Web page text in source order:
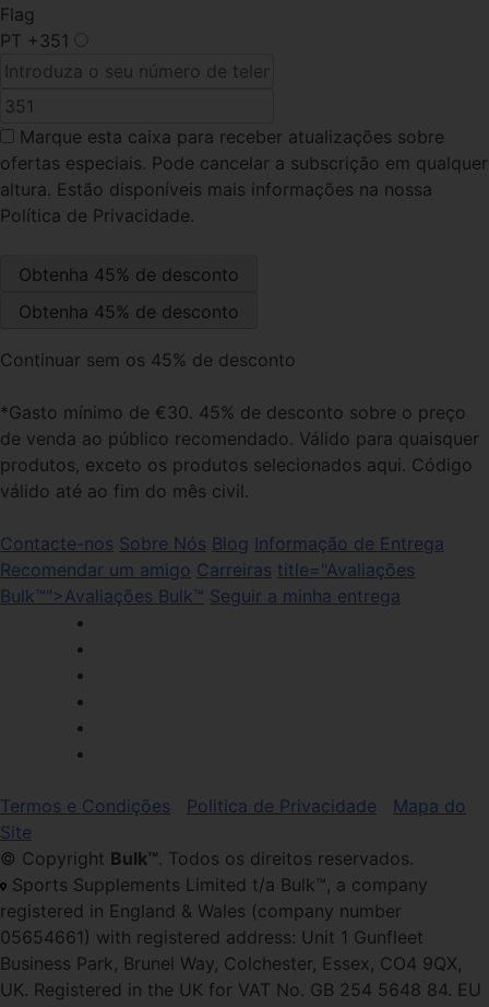
Flag
PT +351
Marque esta caixa para receber atualizações sobre
ofertas especiais. Pode cancelar a subscrição em qualquer
altura. Estão disponíveis mais informações na nossa
Política de Privacidade.
Continuar sem os 45% de desconto
*Gasto mínimo de €30. 45% de desconto sobre o preço
de venda ao público recomendado. Válido para quaisquer
produtos, exceto os produtos selecionados aqui. Código
válido até ao fim do mês civil.
Contacte-nos Sobre Nós Blog Informação de Entrega
Recomendar um amigo Carreiras title="Avaliações
Bulk™">Avaliações Bulk™ Seguir a minha entrega
Termos e Condições Politica de Privacidade
Mapa do
Site
© Copyright Bulk™. Todos os direitos reservados.
Sports Supplements Limited t/a Bulk™, a company
registered in England & Wales (company number
05654661) with registered address: Unit 1 Gunfleet
Business Park, Brunel Way, Colchester, Essex, CO4 9QX,
UK. Registered in the UK for VAT No. GB 254 5648 84. EU